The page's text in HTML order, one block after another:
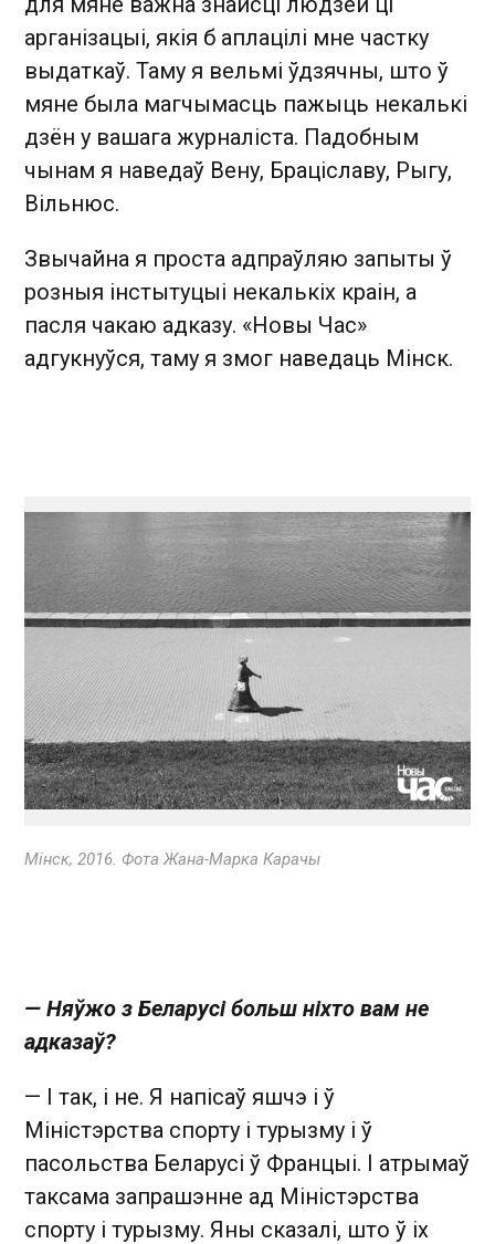
арганізацыі, якія б аплацілі мне частку
выдаткаў. Таму я вельмі ўдзячны, што ў
мяне была магчымасць пажыць некалькі
дзён у вашага журналіста. Падобным
чынам я наведаў Вену, Браціславу, Рыгу,
Вільнюс.
Звычайна я проста адпраўляю запыты ў
розныя інстытуцыі некалькіх краін, а
пасля чакаю адказу. «Новы Час»
адгукнуўся, таму я змог наведаць Мінск.
Мінск, 2016. Фота Жана-Марка Карачы
— Няўжо з Беларусі больш ніхто вам не
адказаў?
— І так, і не. Я напісаў яшчэ і ў
Міністэрства спорту і турызму і ў
пасольства Беларусі ў Францыі. І атрымаў
таксама запрашэнне ад Міністэрства
спорту і турызму. Яны сказалі, што ў іх